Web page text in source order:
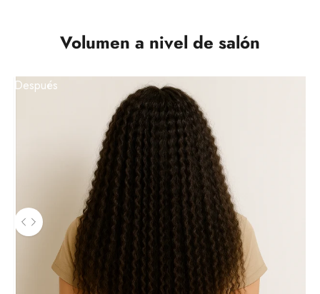
Volumen a nivel de salón
Después
Utilice las teclas de flecha izquierda y derecha para navegar